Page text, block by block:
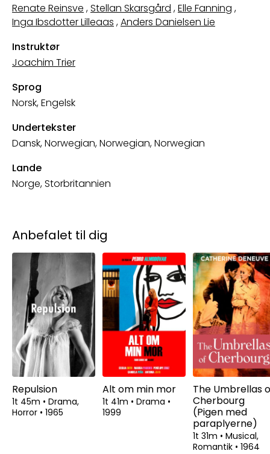
Renate Reinsve ,Stellan Skarsgård ,Elle Fanning ,
Inga Ibsdotter Lilleaas ,Anders Danielsen Lie
Instruktør
Joachim Trier
Sprog
Norsk, Engelsk
Undertekster
Dansk, Norwegian, Norwegian, Norwegian
Lande
Norge, Storbritannien
Anbefalet til dig
Repulsion
1t 45m • Drama,
Horror • 1965
Alt om min mor
1t 41m • Drama •
1999
The Umbrellas
Cherbourg
(Pigen med
paraplyerne)
1t 31m • Musical,
Romantik • 1964